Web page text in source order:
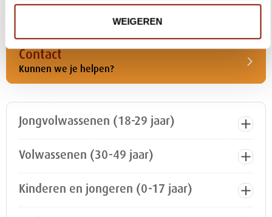
WEIGEREN
Jongvolwassenen (18-29 jaar)
Volwassenen (30-49 jaar)
Kinderen en jongeren (0-17 jaar)
Contact
Kunnen we je helpen?